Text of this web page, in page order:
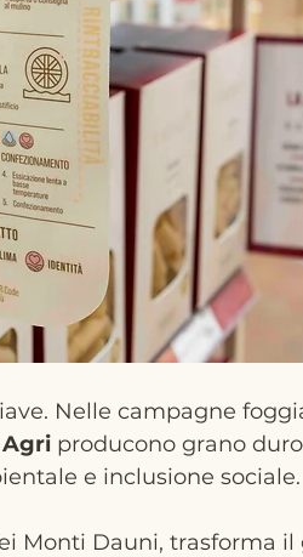
Nelle campagne
Agri producono grano
e inclusione sociale.
Monti Dauni, trasforma il